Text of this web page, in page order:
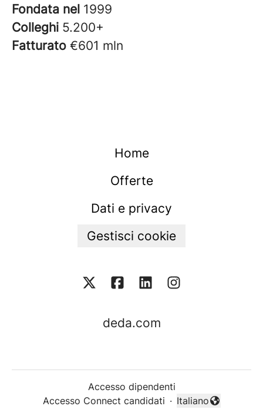
Fondata nel 1999
Colleghi 5.200+
Fatturato €601 mln
Home
Offerte
Dati e privacy
Gestisci cookie
deda.com
Accesso dipendenti
Accesso Connect candidati ·
Cambia lingua
Italiano